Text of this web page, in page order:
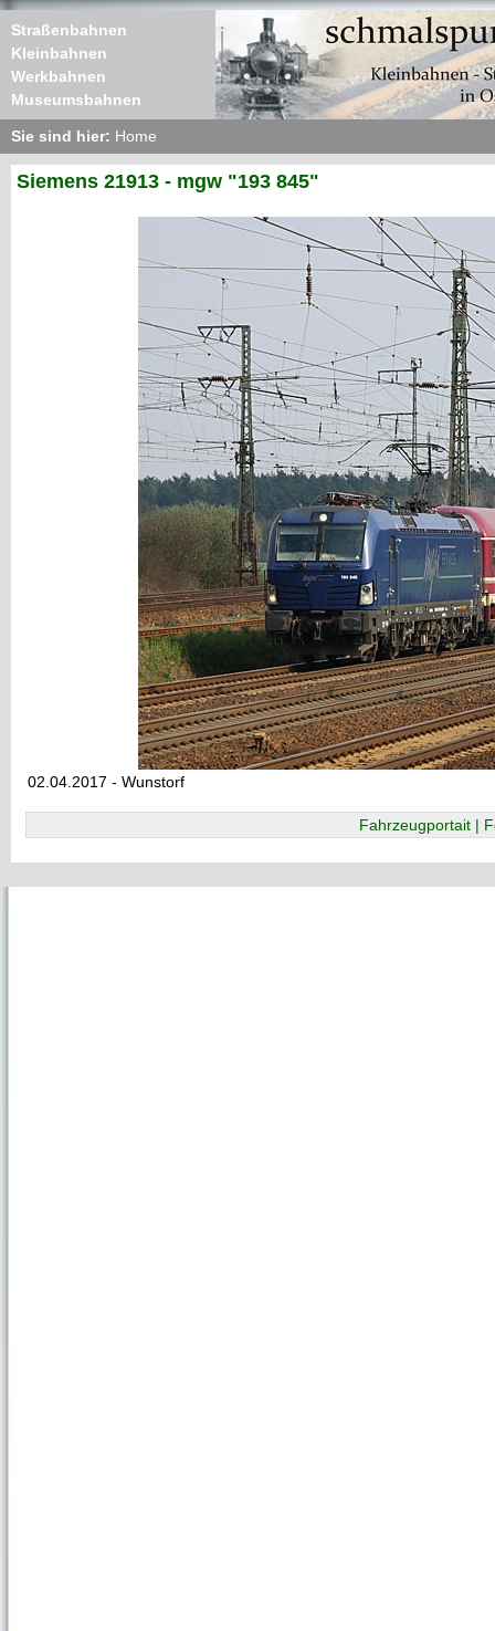
Straßenbahnen
Kleinbahnen
Werkbahnen
Museumsbahnen
Sie sind hier: Home
Siemens 21913 - mgw "193 845"
02.04.2017 - Wunstorf
Fahrzeugportait |